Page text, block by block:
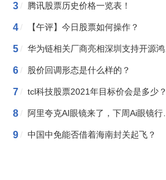
3 / 腾讯股票历史价格一览表！
4 / 【午评】今日股票如何操作？
5 /
6 / 股价回调形态是什么样的？
7 / tcl科技股票2021年目标价会是多少？
8 /
9 / 中国中免能否借着海南封关起飞？